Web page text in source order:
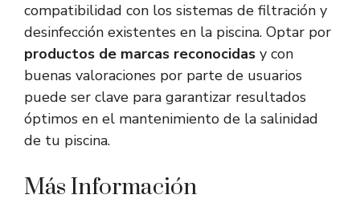
compatibilidad con los sistemas de filtración y
desinfección existentes en la piscina. Optar por
productos de marcas reconocidas y con
buenas valoraciones por parte de usuarios
puede ser clave para garantizar resultados
óptimos en el mantenimiento de la salinidad
de tu piscina.
Más Información